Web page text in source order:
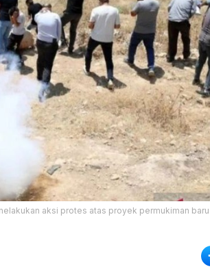
aksi protes atas proyek permukiman